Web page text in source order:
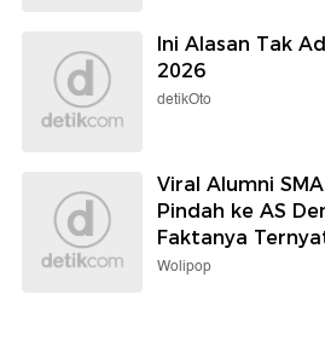
Ini Alasan Tak
2026
detikOto
Viral Alumni
Pindah ke AS
Faktanya
Wolipop